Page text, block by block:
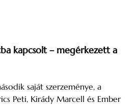
kapcsolt – megérkezett a
saját szerzeménye, a
Peti, Kirády Marcell és Ember